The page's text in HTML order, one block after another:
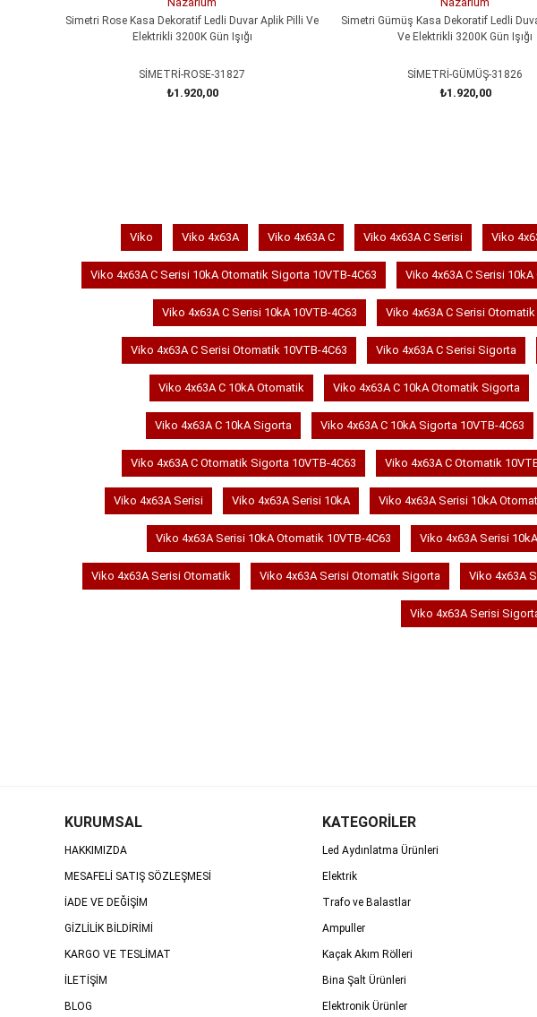
Simetri Rose Kasa Dekoratif Ledli Duvar Aplik Pilli Ve
Elektrikli 3200K Gün Işığı
SİMETRİ-ROSE-31827
₺1.920,00
Simetri Gümüş Kasa Dekoratif Ledli
Ve Elektrikli 3200K Gün Işığı
SİMETRİ-GÜMÜŞ-31826
₺1.920,00
Viko Viko 4x63A Viko 4x63A C Viko 4x63A C Serisi Viko
Viko 4x63A C Serisi 10kA Otomatik Sigorta 10VTB-4C63 Viko 4x63A C Serisi
Viko 4x63A C Serisi 10kA 10VTB-4C63 Viko 4x63A C Serisi Otomatik
Viko 4x63A C Serisi Otomatik 10VTB-4C63 Viko 4x63A C Serisi Sigorta
Viko 4x63A C 10kA Otomatik Viko 4x63A C 10kA Otomatik Sigorta
Viko 4x63A C 10kA Sigorta Viko 4x63A C 10kA Sigorta 10VTB-4C63
Viko 4x63A C Otomatik Sigorta 10VTB-4C63 Viko 4x63A C Otomatik
Viko 4x63A Serisi Viko 4x63A Serisi 10kA Viko 4x63A Serisi 10kA
Viko 4x63A Serisi 10kA Otomatik 10VTB-4C63 Viko 4x63A Serisi
Viko 4x63A Serisi Otomatik Viko 4x63A Serisi Otomatik Sigorta Viko 4x63A
Viko 4x63A Serisi
KURUMSAL
HAKKIMIZDA
MESAFELİ SATIŞ SÖZLEŞMESİ
İADE VE DEĞİŞİM
GİZLİLİK BİLDİRİMİ
KARGO VE TESLİMAT
İLETİŞİM
BLOG
KATEGORİLER
Led Aydınlatma Ürünleri
Elektrik
Trafo ve Balastlar
Ampuller
Kaçak Akım Rölleri
Bina Şalt Ürünleri
Elektronik Ürünler